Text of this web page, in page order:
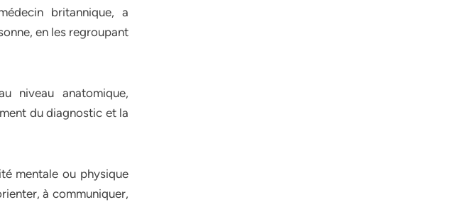
britannique, a
en les regroupant
niveau anatomique,
du diagnostic et la
mentale ou physique
à communiquer,